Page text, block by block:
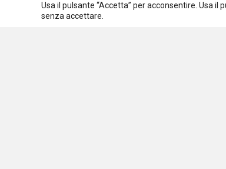
Spazio ai promotori
Usa il pulsante “Accetta” per acconsentire. Usa
senza accettare.